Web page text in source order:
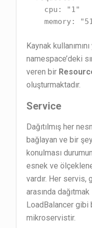
memory:
Kaynak
namespace’deki
veren bir
oluşturmaktadır.
Service
Dağıtılmış her
bağlayan ve bir
konulması
esnek ve
vardır. Her
arasında
LoadBalancer
mikroservistir.